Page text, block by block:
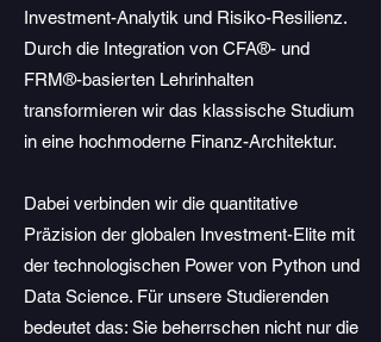
Investment-Analytik und Risiko-Resilienz.
Durch die Integration von CFA®- und
FRM®-basierten Lehrinhalten
transformieren wir das klassische Studium
in eine hochmoderne Finanz-Architektur.
Dabei verbinden wir die quantitative
Präzision der globalen Investment-Elite mit
der technologischen Power von Python und
Data Science. Für unsere Studierenden
bedeutet das: Sie beherrschen nicht nur die